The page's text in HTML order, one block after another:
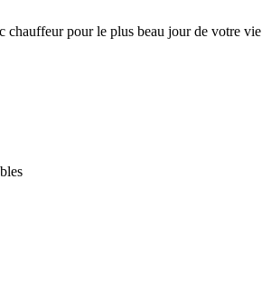
chauffeur pour le plus beau jour de votre vie